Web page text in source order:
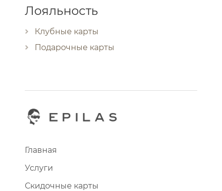
Лояльность
Клубные карты
Подарочные карты
Главная
Услуги
Скидочные карты